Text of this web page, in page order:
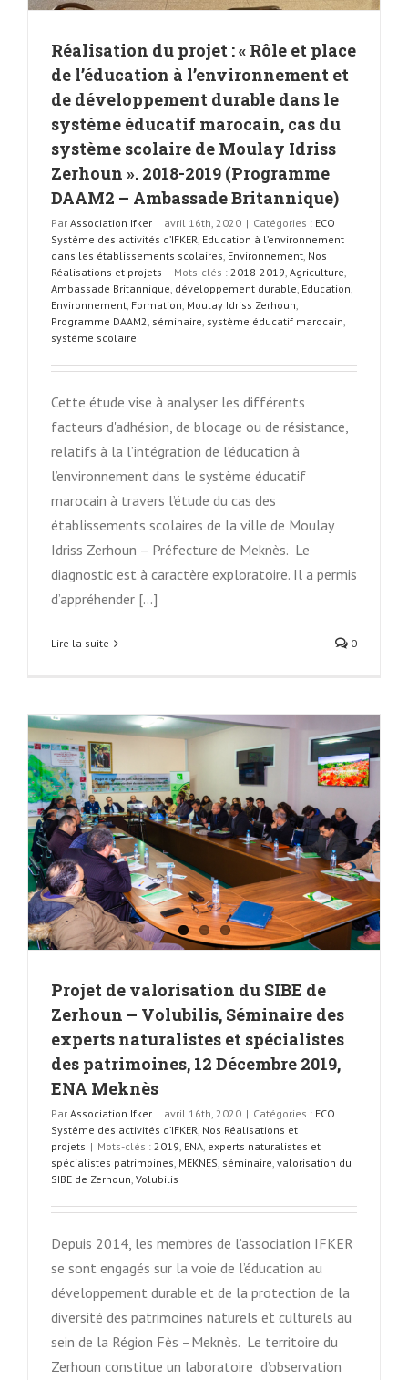
Réalisation du projet : « Rôle et place
de l’éducation à l’environnement et
de développement durable dans le
système éducatif marocain, cas du
système scolaire de Moulay Idriss
Zerhoun ». 2018-2019 (Programme
DAAM2 – Ambassade Britannique)
Par Association Ifker | avril 16th, 2020 | Catégories : ECO
Système des activités d’IFKER Education à l’environnement
dans les établissements scolaires Environnement Nos
Réalisations et projets | Mots-clés : 2018-2019 Agriculture
Ambassade Britannique développement durable Education
Environnement Formation Moulay Idriss Zerhoun
Programme DAAM2 séminaire système éducatif marocain
système scolaire
Cette étude vise à analyser les différents
facteurs d'adhésion, de blocage ou de résistance,
relatifs à la l’intégration de l’éducation à
l’environnement dans le système éducatif
marocain à travers l’étude du cas des
établissements scolaires de la ville de Moulay
Idriss Zerhoun – Préfecture de Meknès. Le
diagnostic est à caractère exploratoire. Il a permis
d’appréhender [...]
Lire la suite 0
Projet de valorisation du SIBE de
Zerhoun – Volubilis, Séminaire des
experts naturalistes et spécialistes
des patrimoines, 12 Décembre 2019,
ENA Meknès
Par Association Ifker | avril 16th, 2020 | Catégories : ECO
Système des activités d’IFKER Nos Réalisations et
projets | Mots-clés : 2019 ENA experts naturalistes et
spécialistes patrimoines MEKNES séminaire valorisation du
SIBE de Zerhoun Volubilis
Depuis 2014, les membres de l’association IFKER
se sont engagés sur la voie de l’éducation au
développement durable et de la protection de la
diversité des patrimoines naturels et culturels au
sein de la Région Fès –Meknès. Le territoire du
Zerhoun constitue un laboratoire d’observation